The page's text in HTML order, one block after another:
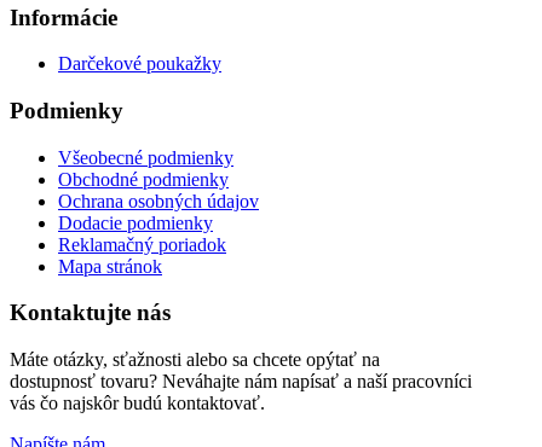
Informácie
Darčekové poukažky
Podmienky
Všeobecné podmienky
Obchodné podmienky
Ochrana osobných údajov
Dodacie podmienky
Reklamačný poriadok
Mapa stránok
Kontaktujte nás
Máte otázky, sťažnosti alebo sa chcete opýtať na
dostupnosť tovaru? Neváhajte nám napísať a naší pracovníci
vás čo najskôr budú kontaktovať.